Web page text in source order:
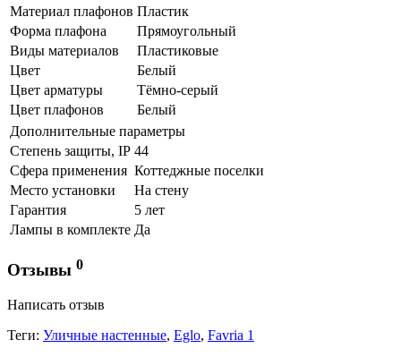
Материал плафонов Пластик
Форма плафона
Прямоугольный
Виды материалов
Пластиковые
Цвет
Белый
Цвет арматуры
Тёмно-серый
Цвет плафонов
Белый
Дополнительные параметры
Степень защиты, IP 44
Сфера применения Коттеджные поселки
Место установки
На стену
Гарантия
5 лет
Лампы в комплекте Да
Отзывы 0
Написать отзыв
Теги: Уличные настенные, Eglo, Favria 1